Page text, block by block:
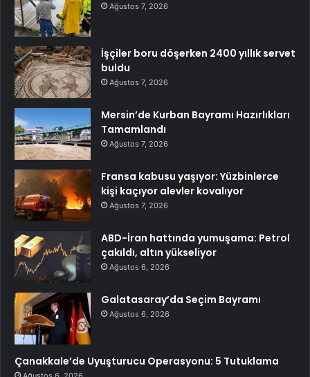
Ağustos 7, 2026
İşçiler boru döşerken 2400 yıllık servet
buldu
Ağustos 7, 2026
Mersin’de Kurban Bayramı Hazırlıkları
Tamamlandı
Ağustos 7, 2026
Fransa kabusu yaşıyor: Yüzbinlerce
kişi kaçıyor alevler kovalıyor
Ağustos 7, 2026
ABD-İran hattında yumuşama: Petrol
çakıldı, altın yükseliyor
Ağustos 6, 2026
Galatasaray’da Seçim Bayramı
Ağustos 6, 2026
Çanakkale’de Uyuşturucu Operasyonu: 5 Tutuklama